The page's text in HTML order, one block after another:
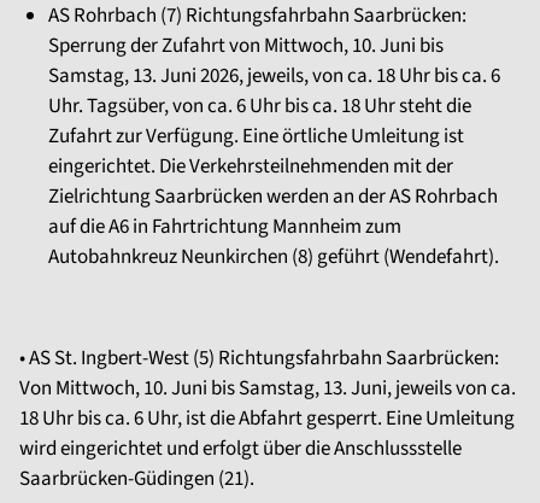
AS Rohrbach (7) Richtungsfahrbahn Saarbrücken:
Sperrung der Zufahrt von Mittwoch, 10. Juni bis
Samstag, 13. Juni 2026, jeweils, von ca. 18 Uhr bis ca. 6
Uhr. Tagsüber, von ca. 6 Uhr bis ca. 18 Uhr steht die
Zufahrt zur Verfügung. Eine örtliche Umleitung ist
eingerichtet. Die Verkehrsteilnehmenden mit der
Zielrichtung Saarbrücken werden an der AS Rohrbach
auf die A6 in Fahrtrichtung Mannheim zum
Autobahnkreuz Neunkirchen (8) geführt (Wendefahrt).
• AS St. Ingbert-West (5) Richtungsfahrbahn Saarbrücken:
Von Mittwoch, 10. Juni bis Samstag, 13. Juni, jeweils von ca.
18 Uhr bis ca. 6 Uhr, ist die Abfahrt gesperrt. Eine Umleitung
wird eingerichtet und erfolgt über die Anschlussstelle
Saarbrücken-Güdingen (21).